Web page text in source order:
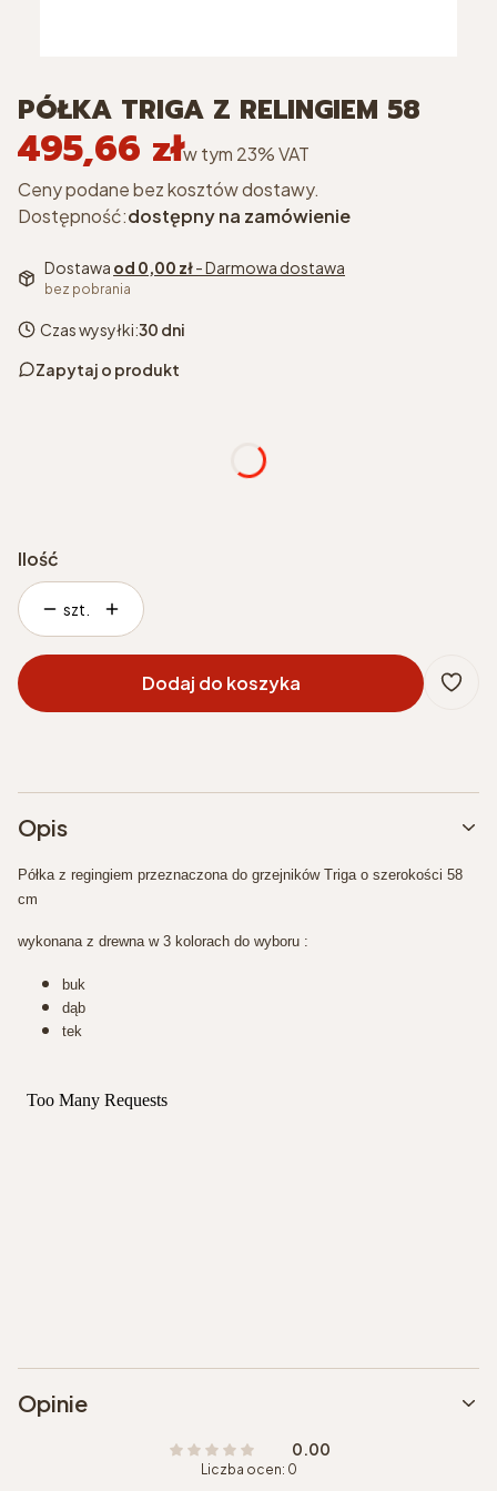
PÓŁKA TRIGA Z RELINGIEM 58
Cena
495,66 złw tym 23% VAT
w tym 23%VAT
Ceny podane bez kosztów dostawy.
Dostępność:dostępny na zamówienie
Dostawa od 0,00 zł- Darmowa dostawa
bez pobrania
Czas wysyłki:30 dni
Zapytaj o produkt
Ilość
szt.
Dodaj do koszyka
Opis
Półka z regingiem przeznaczona do grzejników Triga o szerokości 58
cm
wykonana z drewna w 3 kolorach do wyboru :
buk
dąb
tek
Opinie
0.00
Liczba ocen: 0